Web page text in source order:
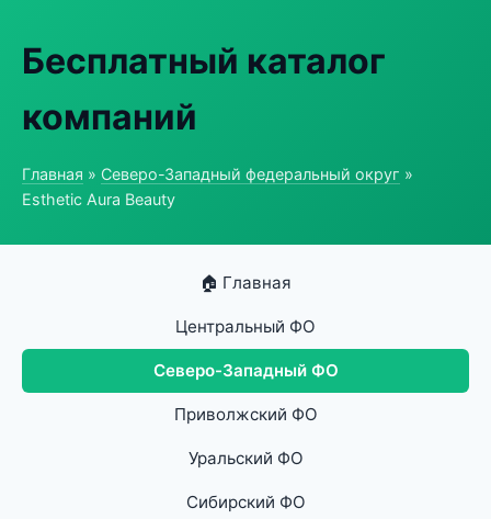
Бесплатный каталог
компаний
Главная » Северо-Западный федеральный округ »
Esthetic Aura Beauty
🏠 Главная
Центральный ФО
Северо-Западный ФО
Приволжский ФО
Уральский ФО
Сибирский ФО